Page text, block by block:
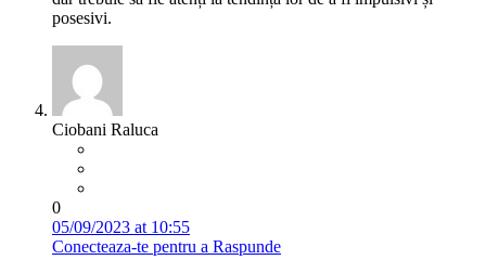
posesivi.
Ciobani Raluca
0
05/09/2023 at 10:55
Conecteaza-te pentru a Raspunde